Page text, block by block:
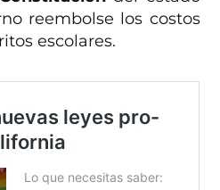
reembolse los costos
escolares.